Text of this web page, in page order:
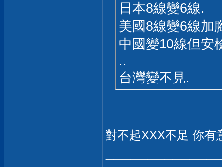
日本8線變6線.
美國8線變6線加
中國變10線但安
..
台灣變不見.
對不起XXX不足 你有